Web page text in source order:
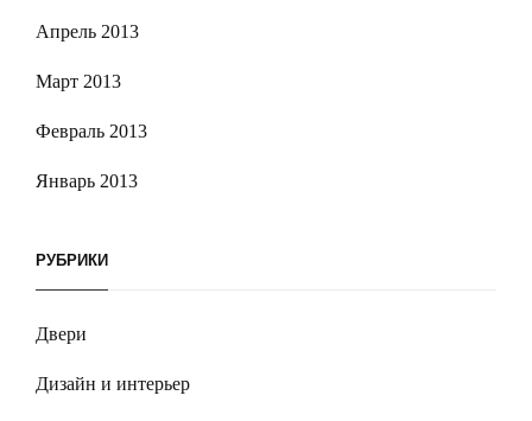
Апрель 2013
Март 2013
Февраль 2013
Январь 2013
РУБРИКИ
Двери
Дизайн и интерьер